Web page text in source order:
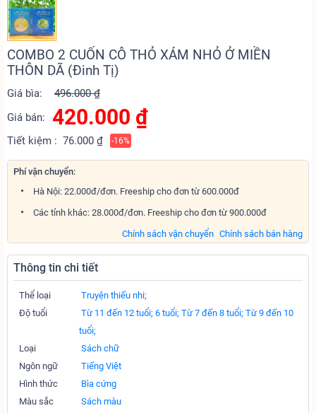
COMBO 2 CUỐN CÔ THỎ XÁM NHỎ Ở MIỀN
THÔN DÃ (Đinh Tị)
Giá bìa:
496.000 ₫
Giá bán:
420.000 ₫
Tiết kiệm : 76.000 ₫ -16%
Phí vận chuyển:
Hà Nội: 22.000đ/đơn. Freeship cho đơn từ 600.000đ
Các tỉnh khác: 28.000đ/đơn. Freeship cho đơn từ 900.000đ
Chính sách bán hàng
Chính sách vận chuyển
Thông tin chi tiết
Thể loại
Truyện thiếu nhi;
Độ tuổi
Từ 11 đến 12 tuổi; 6 tuổi; Từ 7 đến 8 tuổi; Từ 9 đến 10
tuổi;
Loại
Sách chữ
Ngôn ngữ
Tiếng Việt
Hình thức
Bìa cứng
Màu sắc
Sách màu